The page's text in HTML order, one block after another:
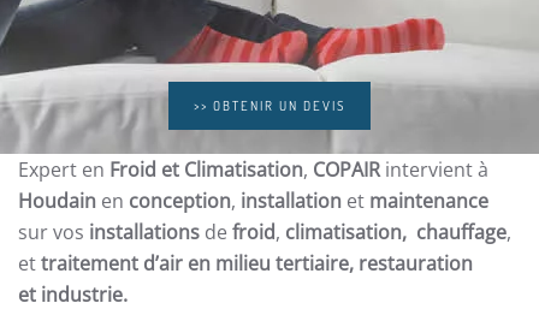
>> OBTENIR UN DEVIS
Expert en Froid et Climatisation, COPAIRintervient à
Houdain en conception, installation et maintenance
sur vos installations de froid, climatisation, chauffage,
ettraitement d’air en milieu tertiaire, restauration
et industrie.